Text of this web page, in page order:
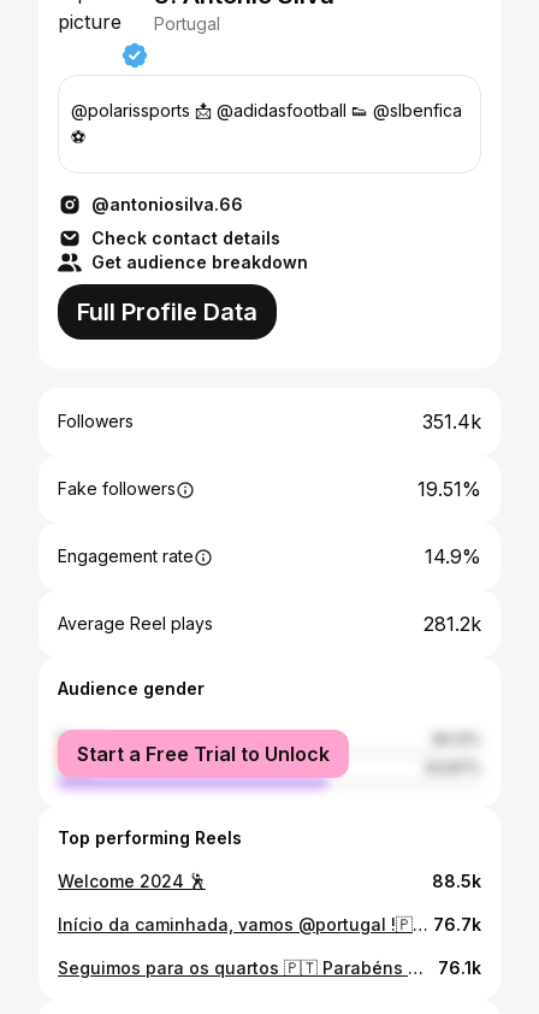
Portugal
@polarissports 📩 @adidasfootball 👟 @slbenfica
⚽️
@antoniosilva.66
Check contact details
Get audience breakdown
Full Profile Data
Followers 351.4k
Fake followers 19.51%
Engagement rate 14.9%
Average Reel plays 281.2k
Audience gender
female
male
Start a Free Trial to Unlock
Top performing Reels
Welcome 2024 🕺 88.5k
Início da caminhada, vamos @portugal !🇵🇹💪🏻 76.7k
Seguimos para os quartos 🇵🇹 Parabéns @official_pepe pelo golinho 👨‍👦⚽️ 76.1k